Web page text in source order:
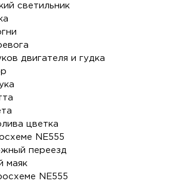
светильник
двигателя и гудка
цветка
NE555
переезд
маяк
NE555